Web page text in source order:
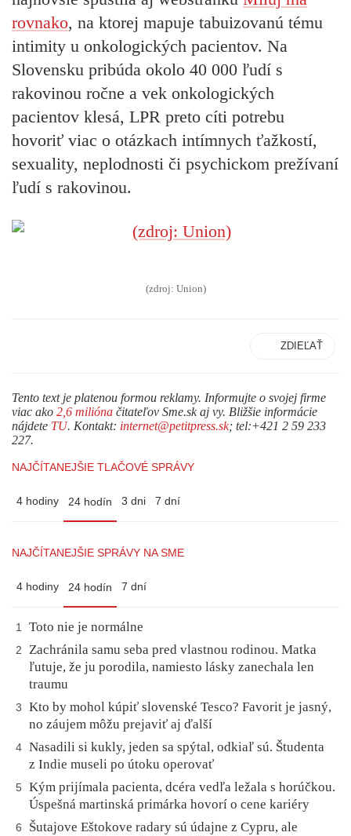
rovnako, na ktorej mapuje tabuizovanú tému
intimity u onkologických pacientov. Na
Slovensku pribúda okolo 40 000 ľudí s
rakovinou ročne a vek onkologických
pacientov klesá, LPR preto cíti potrebu
hovoriť viac o otázkach intímnych ťažkostí,
sexuality, neplodnosti či psychickom prežívaní
ľudí s rakovinou.
(zdroj: Union)
ZDIEĽAŤ
Tento text je platenou formou reklamy. Informujte o svojej firme
viac ako 2,6 milióna čitateľov Sme.sk aj vy. Bližšie informácie
nájdete TU. Kontakt: internet@petitpress.sk; tel:+421 2 59 233
227.
NAJČÍTANEJŠIE TLAČOVÉ SPRÁVY
4 hodiny 24 hodín 3 dni 7 dní
NAJČÍTANEJŠIE SPRÁVY NA SME
4 hodiny 24 hodín 7 dní
1 Toto nie je normálne
2
Zachránila samu seba pred vlastnou rodinou. Matka
ľutuje, že ju porodila, namiesto lásky zanechala len
traumu
3
Kto by mohol kúpiť slovenské Tesco? Favorit je jasný,
no záujem môžu prejaviť aj ďalší
4 Nasadili si kukly, jeden sa spýtal, odkiaľ sú. Študenta
z Indie museli po útoku operovať
5
Kým prijímala pacienta, dcéra vedľa ležala s horúčkou.
Úspešná martinská primárka hovorí o cene kariéry
6
Šutajove Eštokove radary sú údajne z Cypru, ale